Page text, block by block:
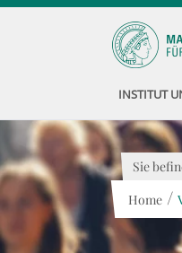
INSTITUT
Sie
Home /